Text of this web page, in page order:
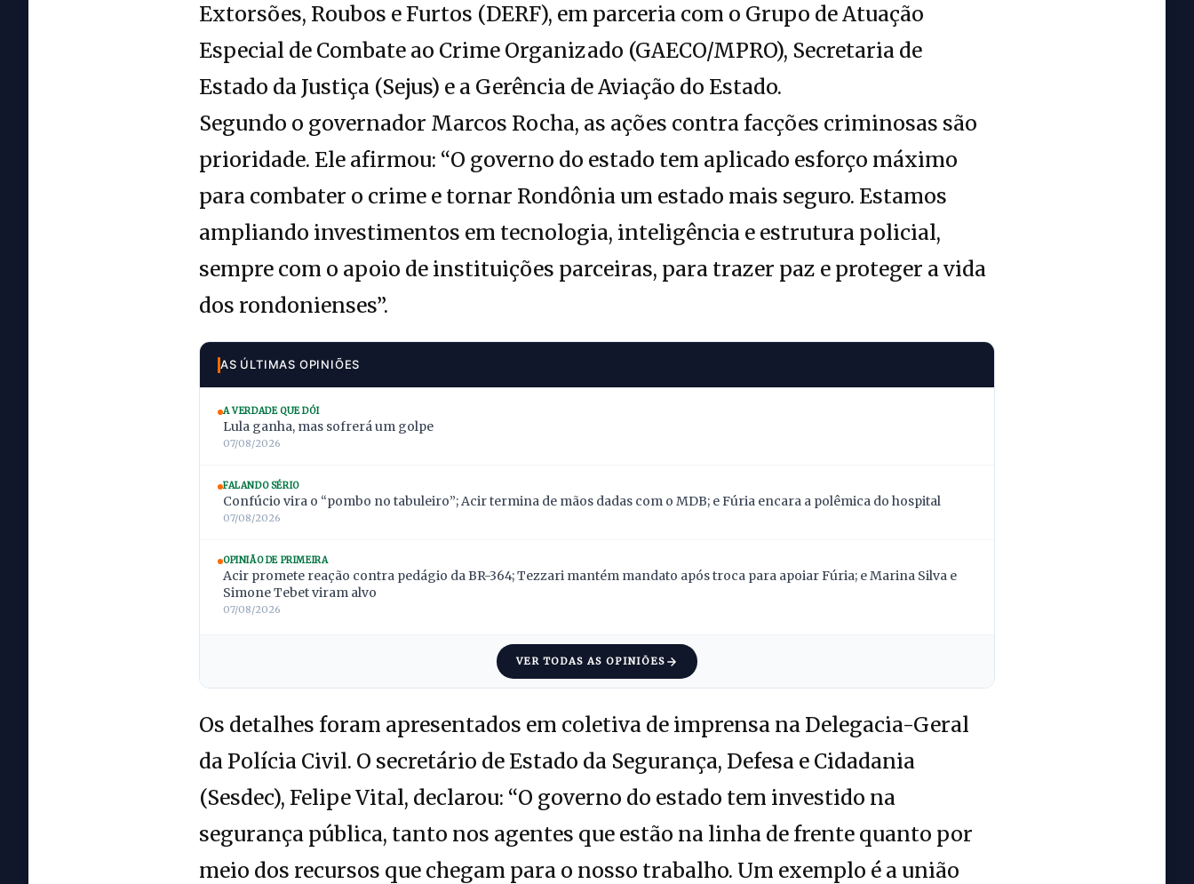
Extorsões, Roubos e Furtos (DERF), em parceria com o Grupo de Atuação
Especial de Combate ao Crime Organizado (GAECO/MPRO), Secretaria de
Estado da Justiça (Sejus) e a Gerência de Aviação do Estado.
Segundo o governador Marcos Rocha, as ações contra facções criminosas são
prioridade. Ele afirmou: “O governo do estado tem aplicado esforço máximo
para combater o crime e tornar Rondônia um estado mais seguro. Estamos
ampliando investimentos em tecnologia, inteligência e estrutura policial,
sempre com o apoio de instituições parceiras, para trazer paz e proteger a vida
dos rondonienses”.
AS ÚLTIMAS OPINIÕES
A VERDADE QUE DÓI
Lula ganha, mas sofrerá um golpe
07/08/2026
FALANDO SÉRIO
Confúcio vira o “pombo no tabuleiro”; Acir termina de mãos dadas com o MDB; e Fúria encara a polêmica do hospital
07/08/2026
OPINIÃO DE PRIMEIRA
Acir promete reação contra pedágio da BR-364; Tezzari mantém mandato após troca para apoiar Fúria; e Marina Silva e
Simone Tebet viram alvo
07/08/2026
VER TODAS AS OPINIÕES
Os detalhes foram apresentados em coletiva de imprensa na Delegacia-Geral
da Polícia Civil. O secretário de Estado da Segurança, Defesa e Cidadania
(Sesdec), Felipe Vital, declarou: “O governo do estado tem investido na
segurança pública, tanto nos agentes que estão na linha de frente quanto por
meio dos recursos que chegam para o nosso trabalho. Um exemplo é a união